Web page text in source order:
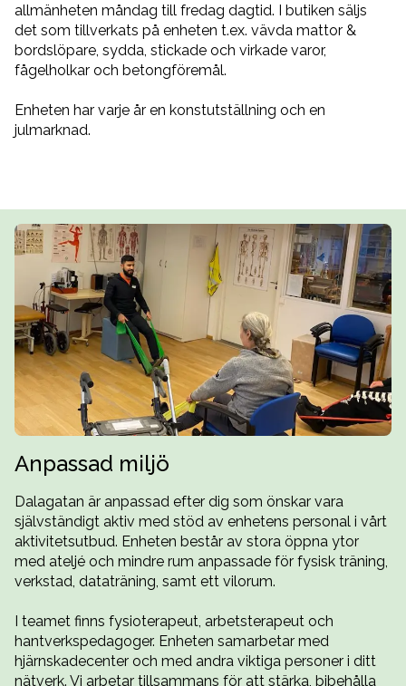
allmänheten måndag till fredag dagtid. I butiken säljs
det som tillverkats på enheten t.ex. vävda mattor &
bordslöpare, sydda, stickade och virkade varor,
fågelholkar och betongföremål.
Enheten har varje år en konstutställning och en
julmarknad.
Anpassad miljö
Dalagatan är anpassad efter dig som önskar vara
självständigt aktiv med stöd av enhetens personal i vårt
aktivitetsutbud. Enheten består av stora öppna ytor
med ateljé och mindre rum anpassade för fysisk träning,
verkstad, dataträning, samt ett vilorum.
I teamet finns fysioterapeut, arbetsterapeut och
hantverkspedagoger. Enheten samarbetar med
hjärnskadecenter och med andra viktiga personer i ditt
nätverk. Vi arbetar tillsammans för att stärka, bibehålla